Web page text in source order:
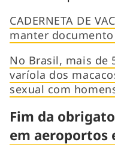
CADERNETA DE
manter
No Brasil, mais de
varíola dos
sexual com
Fim da
em aeroportos